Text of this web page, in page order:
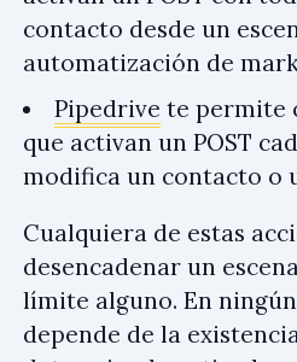
contacto desde un
automatización de
Pipedrive te permite
que activan un POST
modifica un contacto o
Cualquiera de estas
desencadenar un
límite alguno. En
depende de la